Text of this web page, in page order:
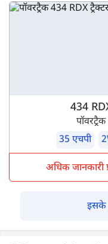
434
पॉवरट्रैक
35 एचपी
अधिक जानकारी
इसके